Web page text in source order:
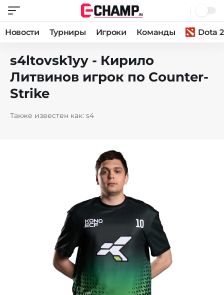
Новости Турниры Игроки Команды Dota 2
s4ltovsk1yy - Кирило
Литвинов игрок по Counter-
Strike
Также известен как: s4